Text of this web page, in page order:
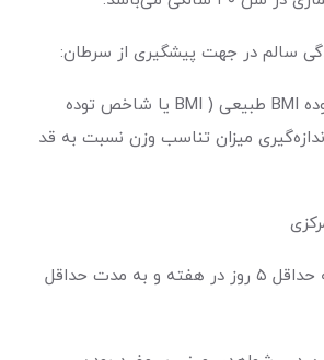
سالم در جهت پیشگیری از سرطان:
• کنترل وزن در محدوده BMI طبیعی ( BMI یا شاخص توده
میزان تناسب وزن نسبت به قد
• فعالیت بدنی روزانه حداقل ۵ روز در هفته و به مدت حداقل